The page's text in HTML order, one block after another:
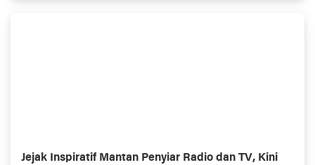
Jejak Inspiratif Mantan Penyiar Radio dan TV, Kini